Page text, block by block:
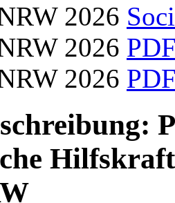
2026
2026
2026